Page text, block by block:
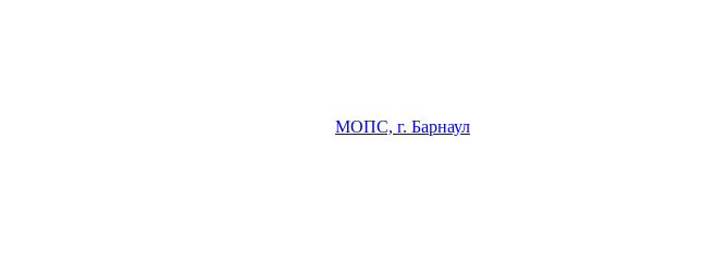
МОПС, г. Барнаул